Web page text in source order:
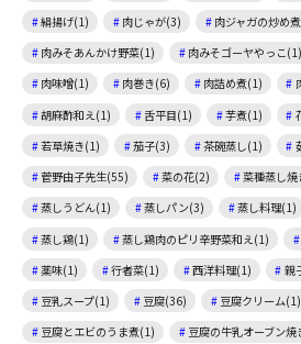
絹揚げ(1)
肉じゃが(3) 肉ジャガの炒め
肉みそあんかけ野菜(1)
肉みそゴーヤやっこ(1)
肉味噌(1)
肉巻き(6) 肉詰め煮(1)
胡麻酢和え(1)
舌平目(1) 芋煮(1)
若草焼き(1)
茄子(3) 茶碗蒸し(1)
菅野由子先生(55)
菜の花(2) 菜種蒸し
蒸しうどん(1)
蒸しパン(3) 蒸し料理(1)
蒸し鶏(1)
蒸し鶏肉のピリ辛野菜和え(1)
薬味(1)
行者菜(1) 西洋料理(1) 親
豆乳スープ(1)
豆腐(36) 豆腐クリーム(1)
豆腐とエビのうま煮(1)
豆腐の牛乳オーブン焼